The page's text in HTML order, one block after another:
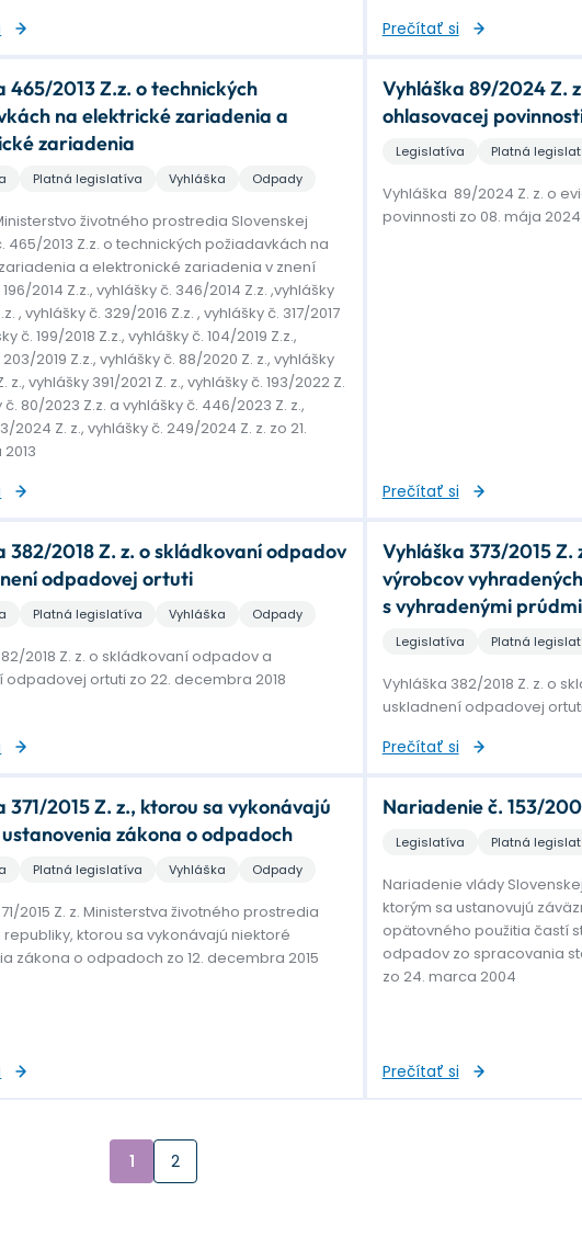
Prečítať si
465/2013 Z.z. o technických
na elektrické zariadenia a
zariadenia
Platná legislatíva Vyhláška Odpady
životného prostredia Slovenskej
465/2013 Z.z. o technických požiadavkách na
a elektronické zariadenia v znení
2014 Z.z., vyhlášky č. 346/2014 Z.z. ,vyhlášky
, vyhlášky č. 329/2016 Z.z. , vyhlášky č. 317/2017
č. 199/2018 Z.z., vyhlášky č. 104/2019 Z.z.,
2019 Z.z., vyhlášky č. 88/2020 Z. z., vyhlášky
z., vyhlášky 391/2021 Z. z., vyhlášky č. 193/2022 Z.
č. 80/2023 Z.z. a vyhlášky č. 446/2023 Z. z.,
2024 Z. z., vyhlášky č. 249/2024 Z. z. zo 21.
Vyhláška 89/2024 Z.
ohlasovacej
Legislatíva Platná
Vyhláška 89/2024 Z. z. o
povinnosti zo 08. mája 2024
Prečítať si
382/2018 Z. z. o skládkovaní odpadov
odpadovej ortuti
Platná legislatíva Vyhláška Odpady
2018 Z. z. o skládkovaní odpadov a
odpadovej ortuti zo 22. decembra 2018
Vyhláška 373/2015 Z.
výrobcov
s vyhradenými
Legislatíva Platná
Vyhláška 382/2018 Z. z. o
uskladnení odpadovej
Prečítať si
371/2015 Z. z., ktorou sa vykonávajú
zákona o odpadoch
Platná legislatíva Vyhláška Odpady
2015 Z. z. Ministerstva životného prostredia
republiky, ktorou sa vykonávajú niektoré
zákona o odpadoch zo 12. decembra 2015
Nariadenie č. 153/
Legislatíva Platná
Nariadenie vlády
ktorým sa ustanovujú
opätovného použitia častí
odpadov zo spracovania
zo 24. marca 2004
Prečítať si
1 2